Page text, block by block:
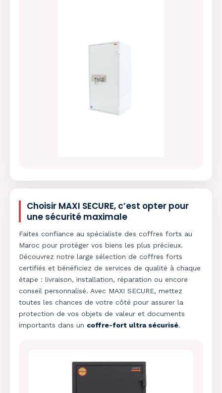
Choisir MAXI SECURE, c’est opter pour
une sécurité maximale
Faites confiance au spécialiste des coffres forts au
Maroc pour protéger vos biens les plus précieux.
Découvrez notre large sélection de coffres forts
certifiés et bénéficiez de services de qualité à chaque
étape : livraison, installation, réparation ou encore
conseil personnalisé. Avec MAXI SECURE, mettez
toutes les chances de votre côté pour assurer la
protection de vos objets de valeur et documents
importants dans un coffre-fort ultra sécurisé.